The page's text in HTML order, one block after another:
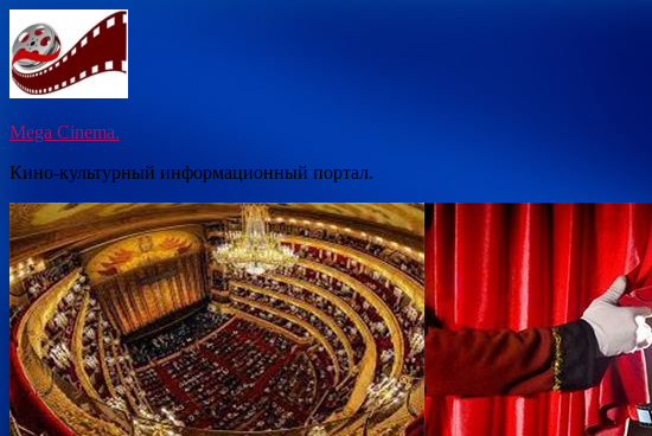
Перейти
к
содержимому
Mega Cinema.
Кино-культурный информационный портал.